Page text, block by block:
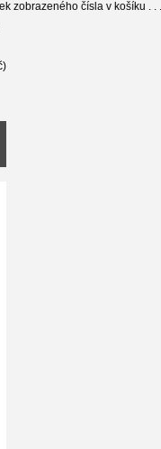
čísla v košíku . . .